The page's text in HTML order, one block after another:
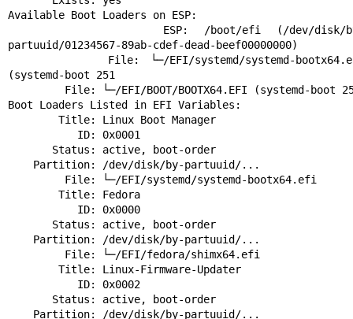
Available Boot Loaders on ESP:
partuuid/01234567-89ab-cdef-dead-beef00000000)
(systemd-boot 251
Boot Loaders Listed in EFI Variables: